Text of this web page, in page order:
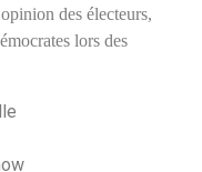
des électeurs,
lors des